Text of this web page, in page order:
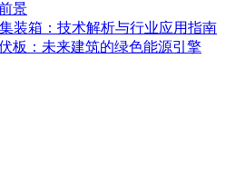
景
装箱：技术解析与行业应用指南
板：未来建筑的绿色能源引擎